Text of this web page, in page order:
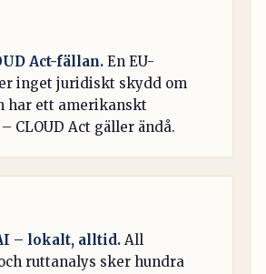
Act-fällan. En EU-
inget juridiskt skydd om
har ett amerikanskt
CLOUD Act gäller ändå.
– lokalt, alltid. All
ruttanalys sker hundra